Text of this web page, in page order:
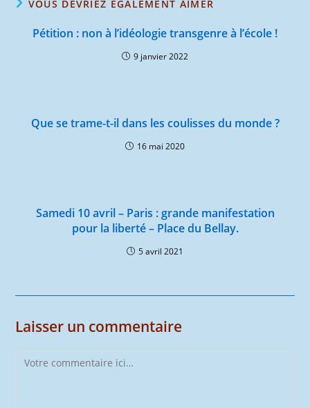
VOUS DEVRIEZ ÉGALEMENT AIMER
Pétition : non à l’idéologie transgenre à l’école !
9 janvier 2022
Que se trame-t-il dans les coulisses du monde ?
16 mai 2020
Samedi 10 avril – Paris : grande manifestation
pour la liberté – Place du Bellay.
5 avril 2021
Laisser un commentaire
Comment